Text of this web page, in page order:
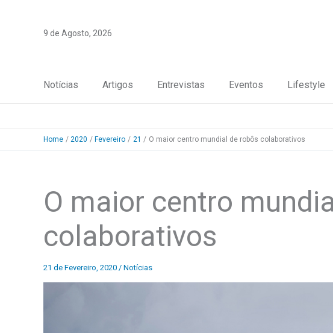
9 de Agosto, 2026
Notícias Artigos Entrevistas Eventos Lifestyle
Home 2020 Fevereiro 21 O maior centro mundial de robôs colaborativos
O maior centro
colaborativos
21 de Fevereiro, 2020 / Notícias